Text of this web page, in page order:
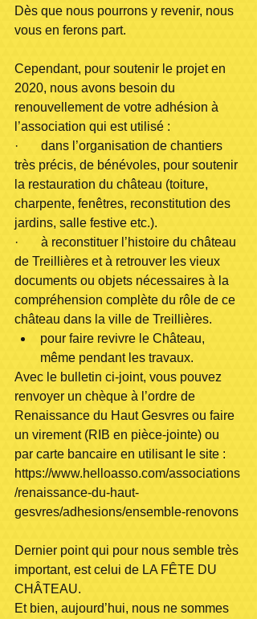
Dès que nous pourrons y revenir, nous
vous en ferons part.
Cependant, pour soutenir le projet en
2020, nous avons besoin du
renouvellement de votre adhésion à
l’association qui est utilisé :
·       dans l’organisation de chantiers
très précis, de bénévoles, pour soutenir
la restauration du château (toiture,
charpente, fenêtres, reconstitution des
jardins, salle festive etc.).
·       à reconstituer l’histoire du château
de Treillières et à retrouver les vieux
documents ou objets nécessaires à la
compréhension complète du rôle de ce
château dans la ville de Treillières.
pour faire revivre le Château,
même pendant les travaux.
Avec le bulletin ci-joint, vous pouvez
renvoyer un chèque à l’ordre de
Renaissance du Haut Gesvres ou faire
un virement (RIB en pièce-jointe) ou
par carte bancaire en utilisant le site :
https://www.helloasso.com/associations
/renaissance-du-haut-
gesvres/adhesions/ensemble-renovons
Dernier point qui pour nous semble très
important, est celui de LA FÊTE DU
CHÂTEAU.
Et bien, aujourd’hui, nous ne sommes